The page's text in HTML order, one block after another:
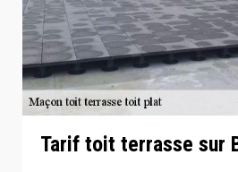
Tarif toit terrasse sur